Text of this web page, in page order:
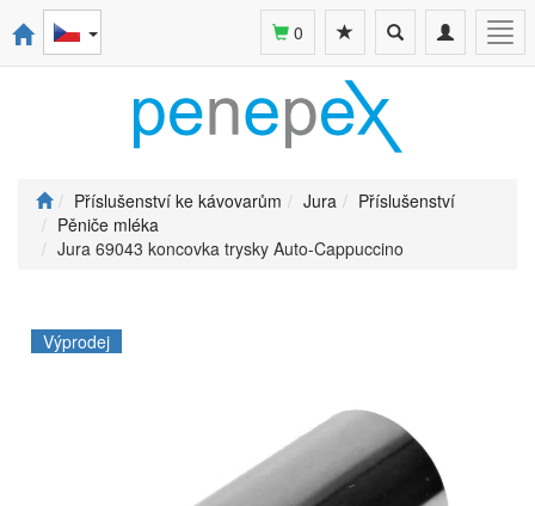
Toggle
navigation
Toggle
search
0
Příslušenství ke kávovarům Jura
Příslušenství
Pěniče mléka
Jura 69043 koncovka trysky Auto-Cappuccino
Výprodej